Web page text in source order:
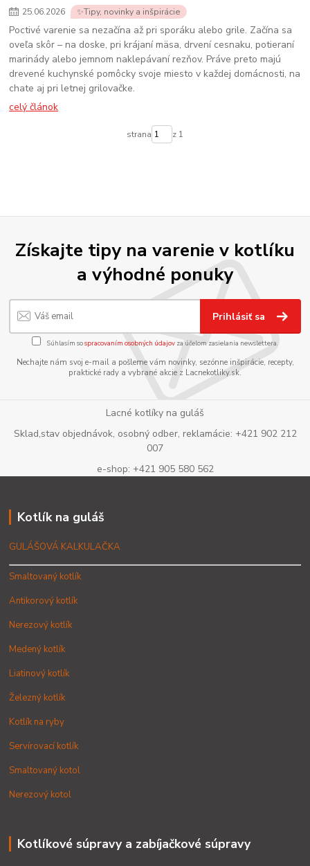
25.06.2026 ✨Tipy, novinky a inšpirácie
Poctivé varenie sa nezačína až pri sporáku alebo grile. Začína sa
oveľa skôr – na doske, pri krájaní mäsa, drvení cesnaku, potieraní
marinády alebo jemnom naklepávaní rezňov. Práve preto majú
drevené kuchynské pomôcky svoje miesto v každej domácnosti, na
chate aj pri letnej grilovačke.
celý článok
strana z 1
Získajte tipy na varenie v kotlíku
a výhodné ponuky
Prihlásiť sa
Súhlasím sospracovaním osobných údajov za účelom zasielania newslettera.
Nechajte nám svoj e-mail a pošleme vám novinky, sezónne inšpirácie, recepty,
praktické rady a vybrané akcie z Lacnekotliky.sk.
Lacné kotlíky na guláš
Sklad,stav objednávok, osobný odber, reklamácie: +421 902 212
007
e-shop: +421 905 580 562
Kotlík na guláš
GULÁŠOVÁ KALKULAČKA
Smaltovaný kotlík
Antikorový kotlík
Nerezový kotlík
Medený kotlík
Liatinový kotlík
Železný kotlík
Kotlík na ryby
Servírovací kotlík
Smaltovaný kotol
Nerezový kotol
Kotlíkové súpravy a zabíjačkové súpravy